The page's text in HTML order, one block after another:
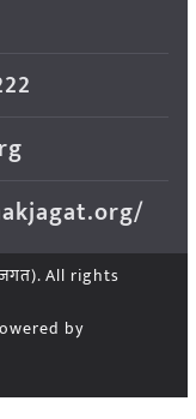
. All rights
by